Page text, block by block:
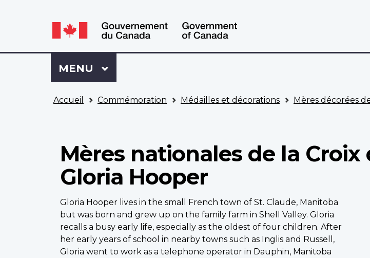
Language
switcher
Language
switcher
Se
connecter
à
Dossier
Menu
MENU PRINCIPAL
Accueil Commémoration Médailles et décorations Mères décorées
Mères nationales de la Croix
Gloria Hooper
Gloria Hooper lives in the small French town of St. Claude, Manitoba
but was born and grew up on the family farm in Shell Valley. Gloria
recalls a busy early life, especially as the oldest of four children. After
her early years of school in nearby towns such as Inglis and Russell,
Gloria went to work as a telephone operator in Dauphin, Manitoba